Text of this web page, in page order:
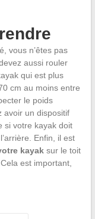
vous n’êtes pas
aussi rouler
qui est plus
cm au moins entre
le poids
avoir un dispositif
si votre kayak doit
Enfin, il est
kayaksur le toit
est important,